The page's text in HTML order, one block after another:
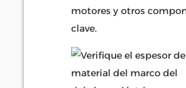
motores y otros
clave.